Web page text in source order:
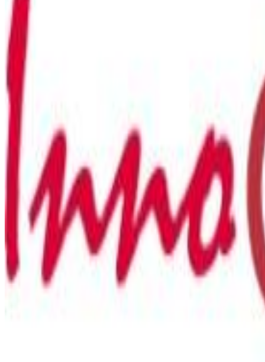
Close
Oli d’oliva verge extra AUREUM 100% FARG
Oli d’oliva verge extra AUREUM 100% SEVILLENC
Oli d’oliva verge extra AUREUM COUPAGE
Botiga en línia
Exportació
Cotització
Exportació